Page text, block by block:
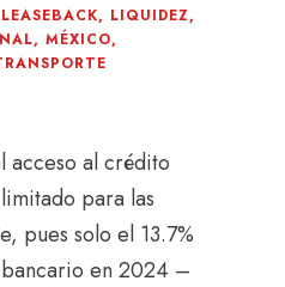
LEASEBACK, LIQUIDEZ,
, MÉXICO,
acceso al crédito
para las
pues solo el 13.7%
en 2024 –